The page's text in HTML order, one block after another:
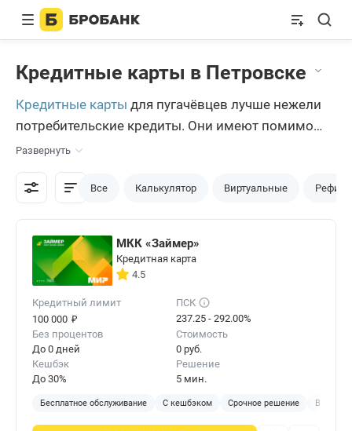
Кредитные карты в Петровске
Кредитные карты для пугачёвцев лучше нежели
потребительские кредиты. Они имеют помимо
выгодных условий пользования кешбэк и бонусы.
Также льготный период позволяет не терять
денежные средства на оплату процентов При
обслуживания карты.
Развернуть
Все Калькулятор Виртуальные
МКК «Займер»
Кредитная карта
4.5
Кредитный лимит
100 000 ₽
ПСК
237.25 - 292.00%
Без процентов
До 0 дней
Стоимость
0 руб.
Кешбэк
До 30%
Решение
5 мин.
Бесплатное обслуживание С кешбэком Срочное решение